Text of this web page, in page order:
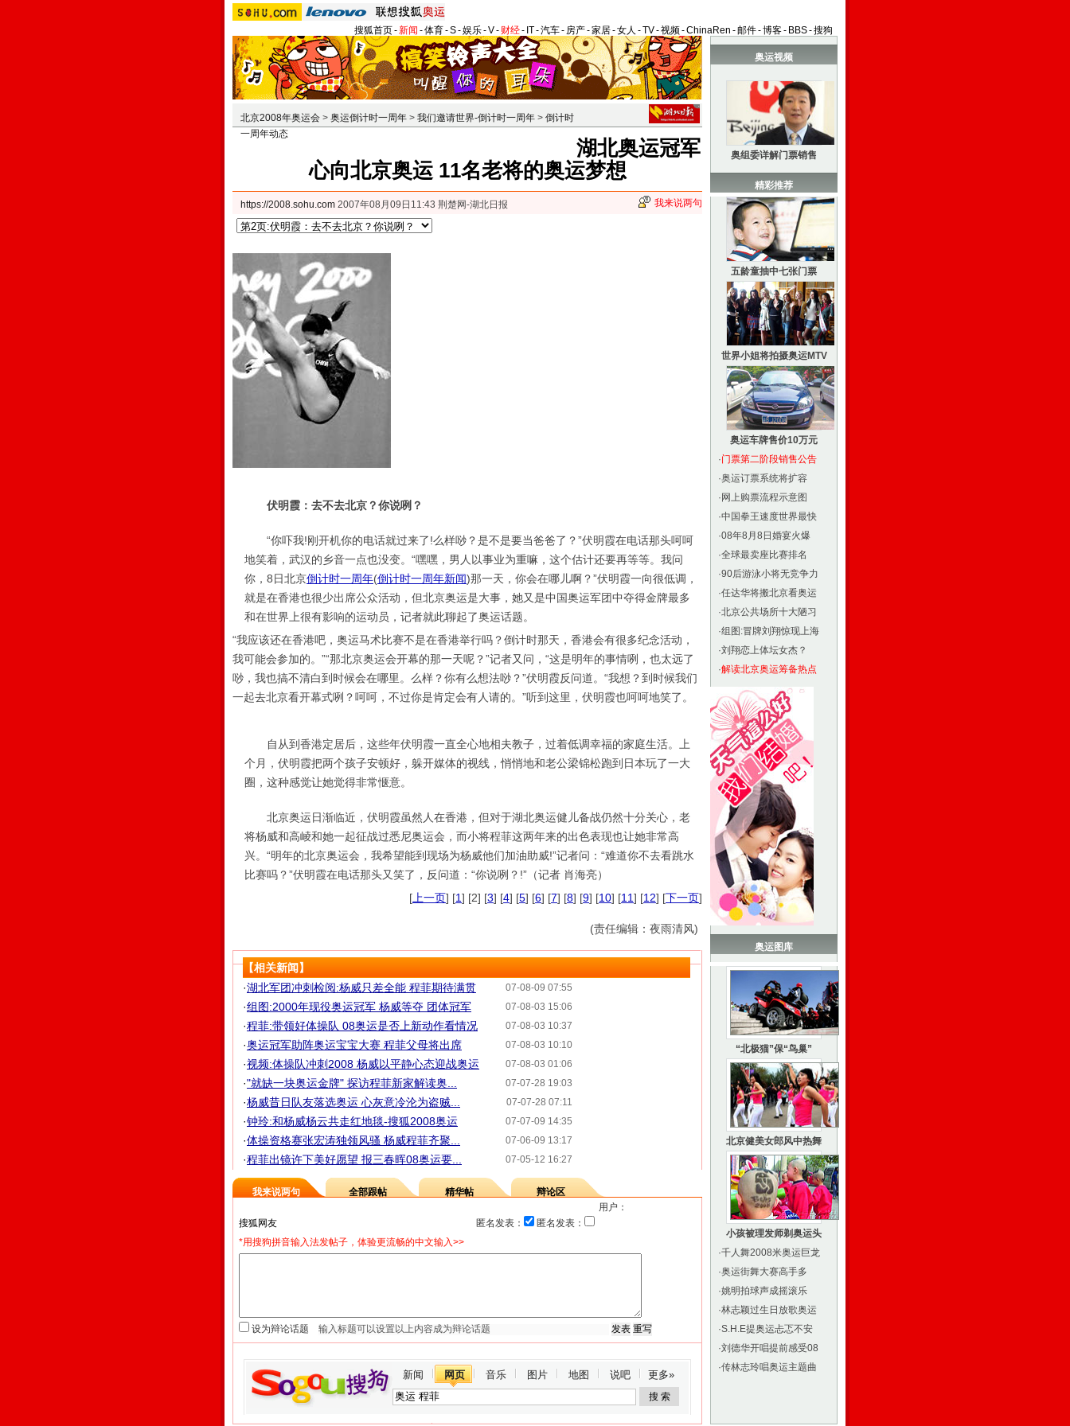
搜狐首页-新闻 -体育-S-娱乐-V- 财经- IT-汽车- 房产-家居-女人 -TV-视频-ChinaRen -邮件-博客- BBS-搜狗
北京2008年奥运会 > 奥运倒计时一周年 > 我们邀请世界-倒计时一周年 > 倒计时
一周年动态
湖北奥运冠军
心向北京奥运 11名老将的奥运梦想
https://2008.sohu.com 2007年08月09日11:43 荆楚网-湖北日报 我来说两句
伏明霞：去不去北京？你说咧？
“你吓我!刚开机你的电话就过来了!么样唦？是不是要当爸爸了？”伏明霞在电话那头呵呵
地笑着，武汉的乡音一点也没变。“嘿嘿，男人以事业为重嘛，这个估计还要再等等。我问
你，8日北京倒计时一周年(倒计时一周年新闻)那一天，你会在哪儿啊？”伏明霞一向很低调，
就是在香港也很少出席公众活动，但北京奥运是大事，她又是中国奥运军团中夺得金牌最多
和在世界上很有影响的运动员，记者就此聊起了奥运话题。
“我应该还在香港吧，奥运马术比赛不是在香港举行吗？倒计时那天，香港会有很多纪念活动，
我可能会参加的。”“那北京奥运会开幕的那一天呢？”记者又问，“这是明年的事情咧，也太远了
唦，我也搞不清白到时候会在哪里。么样？你有么想法唦？”伏明霞反问道。“我想？到时候我们
一起去北京看开幕式咧？呵呵，不过你是肯定会有人请的。”听到这里，伏明霞也呵呵地笑了。
自从到香港定居后，这些年伏明霞一直全心地相夫教子，过着低调幸福的家庭生活。上
个月，伏明霞把两个孩子安顿好，躲开媒体的视线，悄悄地和老公梁锦松跑到日本玩了一大
圈，这种感觉让她觉得非常惬意。
北京奥运日渐临近，伏明霞虽然人在香港，但对于湖北奥运健儿备战仍然十分关心，老
将杨威和高崚和她一起征战过悉尼奥运会，而小将程菲这两年来的出色表现也让她非常高
兴。“明年的北京奥运会，我希望能到现场为杨威他们加油助威!”记者问：“难道你不去看跳水
比赛吗？”伏明霞在电话那头又笑了，反问道：“你说咧？!”（记者 肖海亮）
[ 上一页] [1] [2] [3] [4] [5] [6] [7] [8] [9] [10] [11] [12] [下一页]
(责任编辑：夜雨清风)
【相关新闻】
07-08-09 07:55
·湖北军团冲刺检阅:杨威只差全能 程菲期待满贯
07-08-03 15:06
·组图:2000年现役奥运冠军 杨威等夺 团体冠军
07-08-03 10:37
·程菲:带领好体操队 08奥运是否上新动作看情况
07-08-03 10:10
·奥运冠军助阵奥运宝宝大赛 程菲父母将出席
07-08-03 01:06
·视频:体操队冲刺2008 杨威以平静心态迎战奥运
07-07-28 19:03
·"就缺一块奥运金牌" 探访程菲新家解读奥...
07-07-28 07:11
·杨威昔日队友落选奥运 心灰意冷沦为盗贼...
07-07-09 14:35
·钟玲:和杨威杨云共走红地毯-搜狐2008奥运
07-06-09 13:17
·体操资格赛张宏涛独领风骚 杨威程菲齐聚...
07-05-12 16:27
·程菲出镜许下美好愿望 报三春晖08奥运要...
我来说两句 全部跟帖 精华帖
辩论区
用户：
匿名发表：
匿名发表：
*用搜狗拼音输入法发帖子，体验更流畅的中文输入>>
设为辩论话题
新闻 网页 音乐 图片 地图 说吧 更多»
奥运视频
奥组委详解门票销售
精彩推荐
五龄童抽中七张门票
世界小姐将拍摄奥运MTV
奥运车牌售价10万元
·门票第二阶段销售公告
·奥运订票系统将扩容
· 网上购票流程示意图
·中国拳王速度世界最快
·08年8月8日婚宴火爆
·全球最卖座比赛排名
·90后游泳小将无竞争力
·任达华将搬北京看奥运
·北京公共场所十大陋习
·组图:冒牌刘翔惊现上海
·刘翔恋上体坛女杰？
·解读北京奥运筹备热点
奥运图库
“北极猫”保“鸟巢”
北京健美女郎风中热舞
小孩被理发师剃奥运头
·千人舞2008米奥运巨龙
·奥运街舞大赛高手多
·姚明拍球声成摇滚乐
·林志颖过生日放歌奥运
·S.H.E提奥运忐忑不安
·刘德华开唱提前感受08
·传林志玲唱奥运主题曲